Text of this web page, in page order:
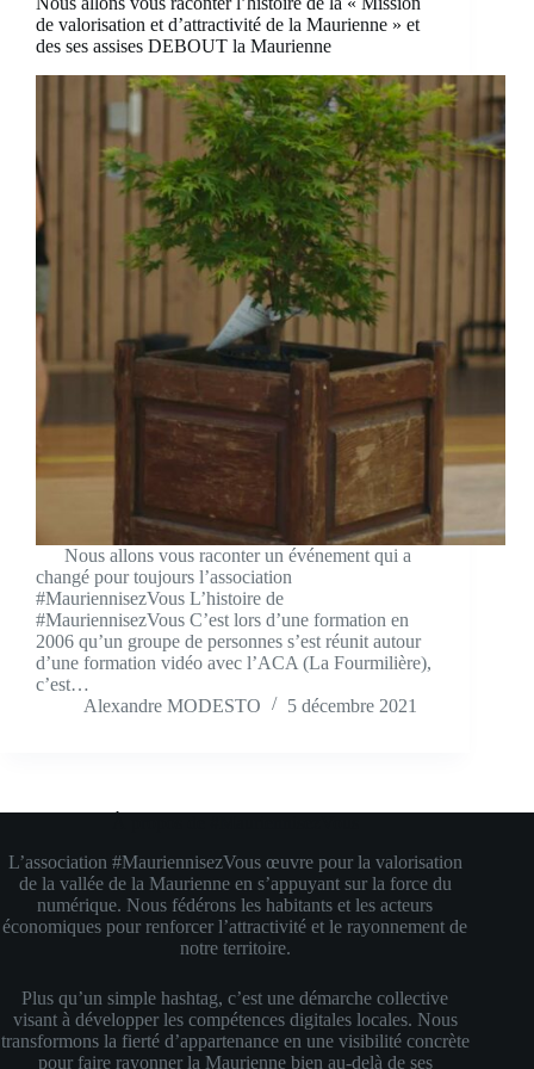
de valorisation et d’attractivité de la Maurienne » et
des ses assises DEBOUT la Maurienne
Nous allons vous raconter un événement qui a
changé pour toujours l’association
#MauriennisezVous L’histoire de
#MauriennisezVous C’est lors d’une formation en
2006 qu’un groupe de personnes s’est réunit autour
d’une formation vidéo avec l’ACA (La Fourmilière),
c’est…
Alexandre MODESTO
5 décembre 2021
L’association #MauriennisezVous œuvre pour la valorisation
de la vallée de la Maurienne en s’appuyant sur la force du
numérique. Nous fédérons les habitants et les acteurs
économiques pour renforcer l’attractivité et le rayonnement de
notre territoire.
Plus qu’un simple hashtag, c’est une démarche collective
visant à développer les compétences digitales locales. Nous
transformons la fierté d’appartenance en une visibilité concrète
pour faire rayonner la Maurienne bien au-delà de ses